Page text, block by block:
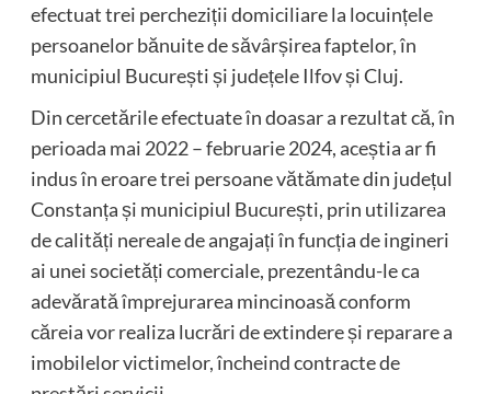
efectuat trei percheziții domiciliare la locuințele
persoanelor bănuite de săvârșirea faptelor, în
municipiul București și județele Ilfov și Cluj.
Din cercetările efectuate în doasar a rezultat că, în
perioada mai 2022 – februarie 2024, aceștia ar fi
indus în eroare trei persoane vătămate din județul
Constanța și municipiul București, prin utilizarea
de calități nereale de angajați în funcția de ingineri
ai unei societăți comerciale, prezentându-le ca
adevărată împrejurarea mincinoasă conform
căreia vor realiza lucrări de extindere și reparare a
imobilelor victimelor, încheind contracte de